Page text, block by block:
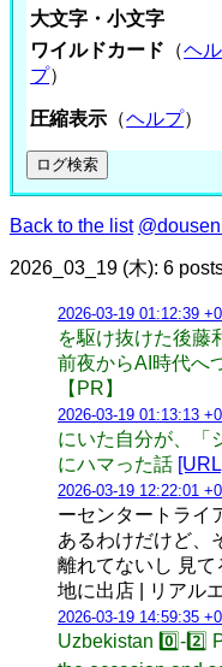
大文字・小文字
ワイルドカード （ヘル
プ）
圧縮表示 （ヘルプ）
Back to the list
2026_03_19 (木): 6
2026-03-19 01:12:39
を駆け抜けた後
前夜からAI時代へ
【PR】
2026-03-19 01:13:13
にいた自分が、「
にハマった話
2026-03-19 12:22:01
ーセンタートライ
あるわけだけど、
離れてないし 見て
地に出店 | リアル
2026-03-19 14:59:35
Uzbekistan 0️⃣-2️⃣